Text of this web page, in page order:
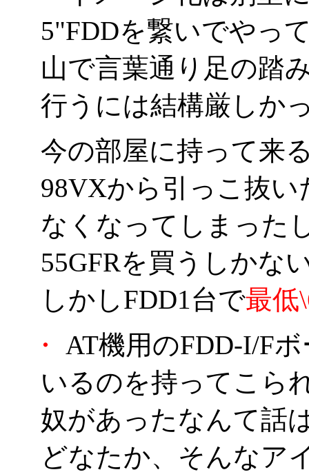
5"FDDを繋いでやっ
山で言葉通り足の踏
行うには結構厳しか
今の部屋に持って来
98VXから引っこ抜
なくなってしまった
55GFRを買うしかな
しかしFDD1台で最低
・
AT機用のFDD-I/F
いるのを持ってこら
奴があったなんて話
どなたか、そんなア